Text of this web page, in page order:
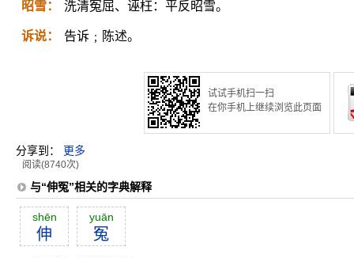
昭雪： 洗清冤屈、诬枉：平反昭雪。
诉说： 告诉﹔陈述。
试试手机扫一扫
在你手机上继续浏览此页面
分享到： 更多
阅读(8740次)
与“伸冤”相关的字典解释
shēn
伸
yuān
冤